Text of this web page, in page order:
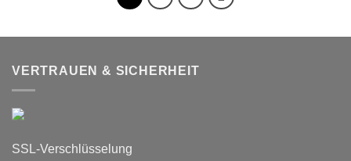
VERTRAUEN & SICHERHEIT
SSL-Verschlüsselung